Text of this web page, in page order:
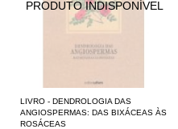
LIVRO - DENDROLOGIA DAS
ANGIOSPERMAS: DAS BIXÁCEAS ÀS
ROSÁCEAS